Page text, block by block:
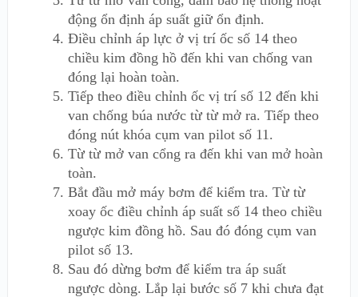
động ổn định áp suất giữ ổn định.
Điều chỉnh áp lực ở vị trí ốc số 14 theo
chiều kim đồng hồ đến khi van chống van
đóng lại hoàn toàn.
Tiếp theo điều chỉnh ốc vị trí số 12 đến khi
van chống búa nước từ từ mở ra. Tiếp theo
đóng nút khóa cụm van pilot số 11.
Từ từ mở van cổng ra đến khi van mở hoàn
toàn.
Bắt đầu mở máy bơm để kiểm tra. Từ từ
xoay ốc điều chỉnh áp suất số 14 theo chiều
ngược kim đồng hồ. Sau đó đóng cụm van
pilot số 13.
Sau đó dừng bơm để kiểm tra áp suất
ngược dòng. Lắp lại bước số 7 khi chưa đạt